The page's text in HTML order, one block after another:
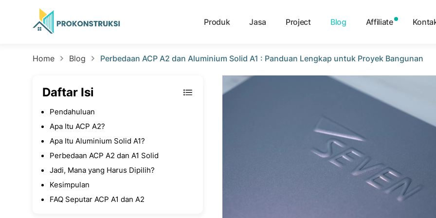
Produk Jasa Project Blog Affiliate
Home Blog Perbedaan ACP A2 dan Aluminium Solid A1 : Panduan Lengkap untuk Proyek Bangunan
Daftar Isi
Pendahuluan
Apa Itu ACP A2?
Apa Itu Aluminium Solid A1?
Perbedaan ACP A2 dan A1 Solid
Jadi, Mana yang Harus Dipilih?
Kesimpulan
FAQ Seputar ACP A1 dan A2